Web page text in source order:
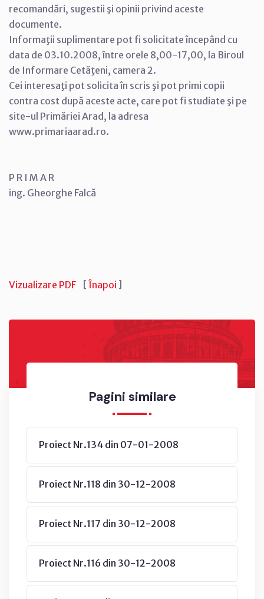
Pagini similare
Proiect Nr.134 din 07-01-2008
Proiect Nr.118 din 30-12-2008
Proiect Nr.117 din 30-12-2008
Proiect Nr.116 din 30-12-2008
recomandări, sugestii şi opinii privind aceste
documente.
Informaţii suplimentare pot fi solicitate începând cu
data de 03.10.2008, între orele 8,00-17,00, la Biroul
de Informare Cetăţeni, camera 2.
Cei interesaţi pot solicita în scris şi pot primi copii
contra cost după aceste acte, care pot fi studiate şi pe
site-ul Primăriei Arad, la adresa
www.primariaarad.ro.
P R I M A R
ing. Gheorghe Falcă
Vizualizare PDF [ Înapoi ]